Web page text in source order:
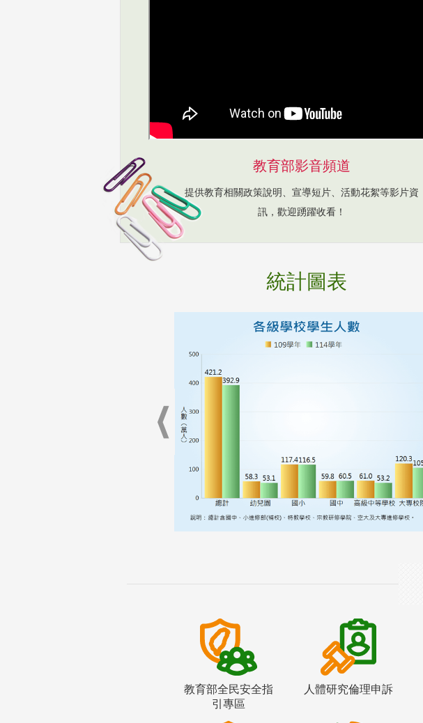
教育部影音頻道
提供教育相關政策說明、宣導短片、活動花絮等影片資
訊，歡迎踴躍收看！
統計圖表
教育部全民安全指
引專區
人體研究倫理申訴